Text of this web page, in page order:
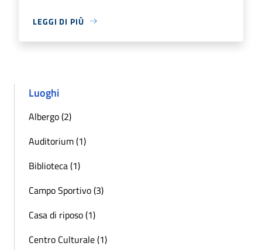
LEGGI DI PIÙ
Luoghi
Albergo (2)
Auditorium (1)
Biblioteca (1)
Campo Sportivo (3)
Casa di riposo (1)
Centro Culturale (1)